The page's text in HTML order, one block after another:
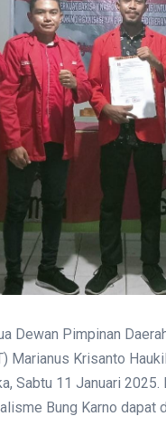
Dewan Pimpinan
Marianus Krisanto
Sabtu 11 Januari
Bung Karno